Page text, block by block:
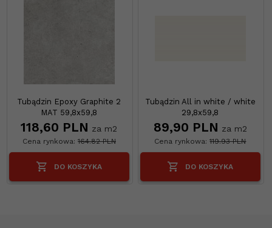
Tubądzin Epoxy Graphite 2
MAT 59,8x59,8
118,60 PLN za m2
Cena rynkowa: 164.82 PLN
DO KOSZYKA
Tubądzin All in white / white
29,8x59,8
89,90 PLN za m2
Cena rynkowa:119.93 PLN
DO KOSZYKA